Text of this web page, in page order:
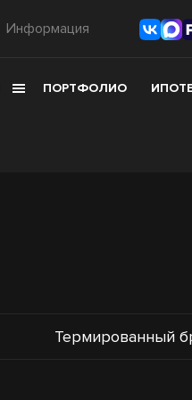
Информация
ПОРТФОЛИО
Термированный